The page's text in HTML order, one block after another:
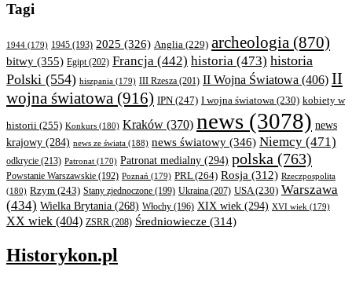
Tagi
1944 (179) 1945 (193) 2025 (326) Anglia (229) archeologia (870)
bitwy (355) Egipt(202) Francja (442) historia (473) historia
Polski (554) hiszpania (179) III Rzesza (201) II Wojna Światowa (406) II
wojna światowa (916) IPN (247) I wojna światowa (230) kobiety w
historii (255) Konkurs (180) Kraków (370) news (3078) news
krajowy (284) news ze świata (188) news światowy (346) Niemcy (471)
odkrycie (213) Patronat (170) Patronat medialny (294) polska (763)
Powstanie Warszawskie (192) Poznań (179) PRL(264) Rosja (312) Rzeczpospolita
(180) Rzym (243) Stany zjednoczone (199) Ukraina (207) USA(230) Warszawa
(434) Wielka Brytania (268) Włochy (196) XIX wiek (294) XVI wiek (179)
XX wiek (404) ZSRR (208) Średniowiecze (314)
Historykon.pl